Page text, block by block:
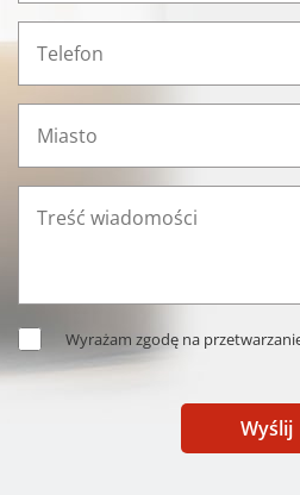
Wyrażam zgodę na
Wyślij